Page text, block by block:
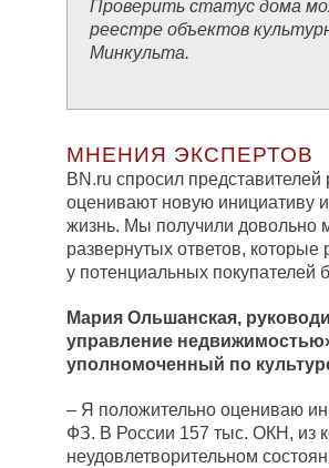
Проверить статус дома
реестре объектов
Минкульта.
МНЕНИЯ ЭКСПЕРТОВ
BN.ru спросил
оценивают новую инициативу
жизнь. Мы получили довольно
развернутых ответов,
у потенциальных покупателей
Мария Ольшанская,
управление
уполномоченный по
– Я положительно оцениваю
ФЗ. В России 157 тыс. ОКН, из
неудовлетворительном